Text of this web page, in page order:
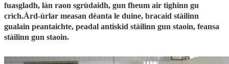
fuasgladh, làn raon sgrùdaidh, gun fheum air tighinn gu
crìch.Àrd-ùrlar measan dèanta le duine, bracaid stàilinn
gualain peantaichte, peadal antiskid stàilinn gun staoin, feansa
stàilinn gun staoin.